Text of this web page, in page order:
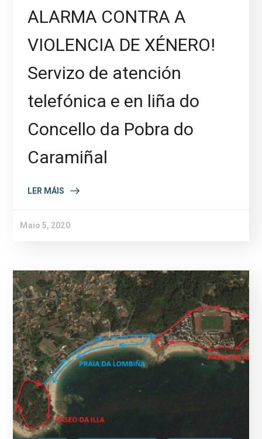
ALARMA CONTRA A
VIOLENCIA DE XÉNERO!
Servizo de atención
telefónica e en liña do
Concello da Pobra do
Caramiñal
LER MÁIS
Maio 5, 2020